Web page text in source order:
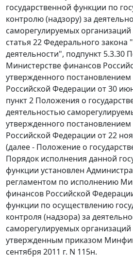
государственной функции по
контролю (надзору) за
саморегулируемых
статья 22 Федерального закона
деятельности", подпункт 5.3.30
Министерстве финансов
утвержденного
Российской Федерации от 30
пункт 2 Положения о
деятельностью
утвержденного
Российской Федерации от 22
(далее - Положение о
Порядок исполнения данной
функции установлен
регламентом по исполнению
финансов Российской
функции по осуществлению
контроля (надзора) за
саморегулируемых организаций
утвержденным приказом
сентября 2011 г. N 115н.